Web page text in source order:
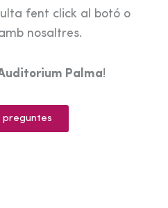
fent click al botó o
nosaltres.
Palma!
preguntes